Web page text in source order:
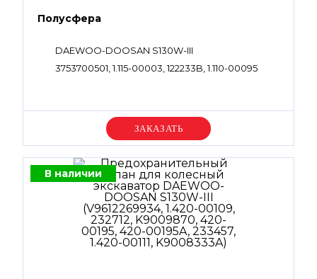
Полусфера
DAEWOO-DOOSAN S130W-III
3753700501, 1.115-00003, 122233B, 1.110-00095
Уточняйте цену
В наличии